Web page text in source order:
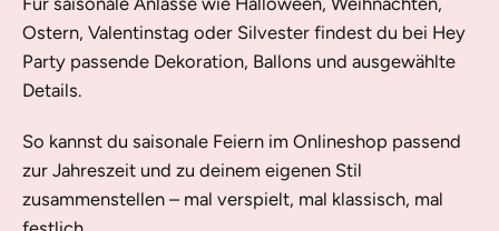
Ostern, Valentinstag oder Silvester findest du bei Hey
Party passende Dekoration, Ballons und ausgewählte
Details.
So kannst du saisonale Feiern im Onlineshop passend
zur Jahreszeit und zu deinem eigenen Stil
zusammenstellen – mal verspielt, mal klassisch, mal